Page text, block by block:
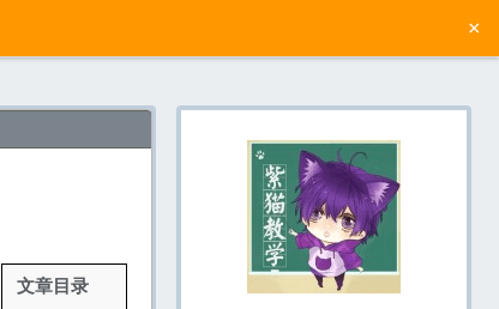
×
文章目录